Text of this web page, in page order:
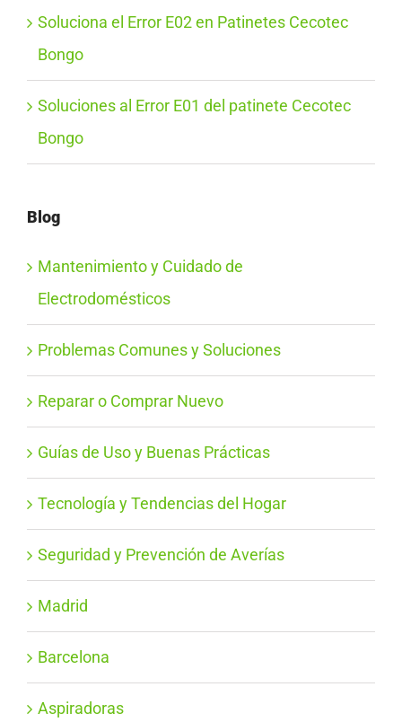
Soluciona el Error E02 en Patinetes Cecotec
Bongo
Soluciones al Error E01 del patinete Cecotec
Bongo
Blog
Mantenimiento y Cuidado de
Electrodomésticos
Problemas Comunes y Soluciones
Reparar o Comprar Nuevo
Guías de Uso y Buenas Prácticas
Tecnología y Tendencias del Hogar
Seguridad y Prevención de Averías
Madrid
Barcelona
Aspiradoras